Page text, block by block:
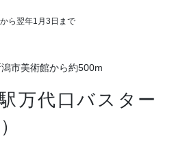
ら翌年1月3日まで
市美術館から約500m
万代口バスター